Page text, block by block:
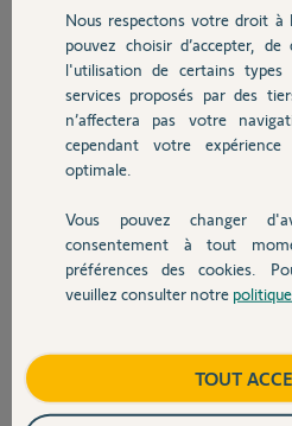
Chauffage
Autres produits
Devis avec un pro
Contact
Frédéric S.
Participer au
Réponses
Bonjour,
Je suis le vendeur le Kit de connectivité
peux pas ajouter les équipements
PIN :2110-4368-9120 (ancienne kit de
Tahoma switch PIN :2321-1488-0702.
MERCI.
Nous respectons votre droit à
pouvez choisir d’accepter,
l'utilisation de certains
services proposés par des
n’affectera pas votre
cependant votre
optimale.
Vous pouvez changer
consentement à tout
préférences des cookies.
veuillez consulter notre
TOUT